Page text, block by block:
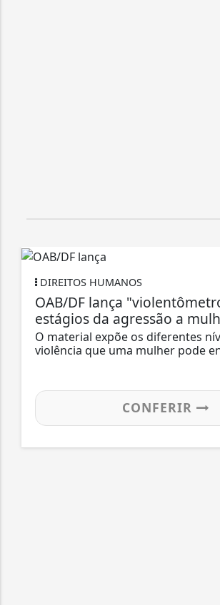
DIREITOS HUMANOS
OAB/DF lança
estágios da agressão a
O material expõe os diferentes
violência que uma mulher pode
CONFERIR